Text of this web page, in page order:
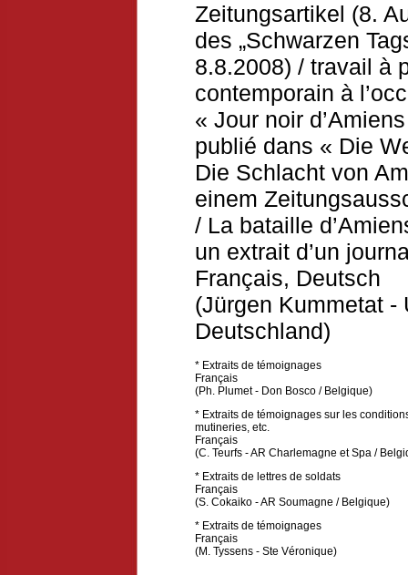
Zeitungsartikel (8.
des „Schwarzen
8.8.2008) / travail à
contemporain à
« Jour noir
publié dans « Die
Die Schlacht von
einem
/ La bataille
un extrait d’un
Français, Deutsch
(Jürgen Kummetat -
Deutschland)
* Extraits de témoignages
Français
(Ph. Plumet - Don Bosco / Belgique)
* Extraits de témoignages sur les
mutineries, etc.
Français
(C. Teurfs - AR Charlemagne et Spa /
* Extraits de lettres de soldats
Français
(S. Cokaiko - AR Soumagne / Belgique)
* Extraits de témoignages
Français
(M. Tyssens - Ste Véronique)